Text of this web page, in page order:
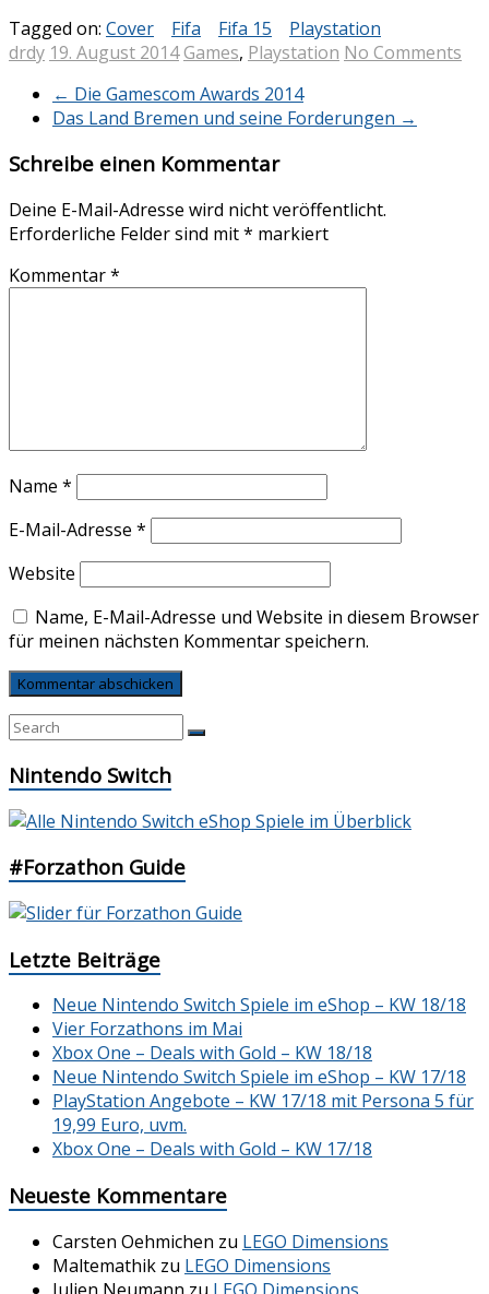
Tagged on: Cover Fifa Fifa 15
Playstation
drdy 19. August 2014 Games, Playstation No Comments
← Die Gamescom Awards 2014
Das Land Bremen und seine Forderungen →
Schreibe einen Kommentar
Deine E-Mail-Adresse wird nicht veröffentlicht.
Erforderliche Felder sind mit* markiert
Kommentar*
Name *
E-Mail-Adresse *
Website
Name, E-Mail-Adresse und Website in diesem Browser
für meinen nächsten Kommentar speichern.
Nintendo Switch
#Forzathon Guide
Letzte Beiträge
Neue Nintendo Switch Spiele im eShop – KW 18/18
Vier Forzathons im Mai
Xbox One – Deals with Gold – KW 18/18
Neue Nintendo Switch Spiele im eShop – KW 17/18
PlayStation Angebote – KW 17/18 mit Persona 5 für
19,99 Euro, uvm.
Xbox One – Deals with Gold – KW 17/18
Neueste Kommentare
Carsten Oehmichen zu LEGO Dimensions
Maltemathik zu LEGO Dimensions